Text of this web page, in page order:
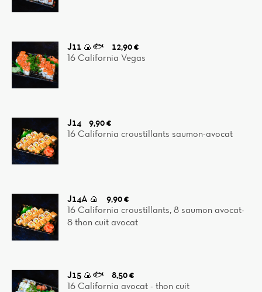
J11 🍙🐟
12,90 €
16 California Vegas
J14
9,90 €
16 California croustillants saumon-avocat
J14A 🍙
9,90 €
16 California croustillants, 8 saumon avocat-
8 thon cuit avocat
J15 🍙🐟
8,50 €
16 California avocat - thon cuit